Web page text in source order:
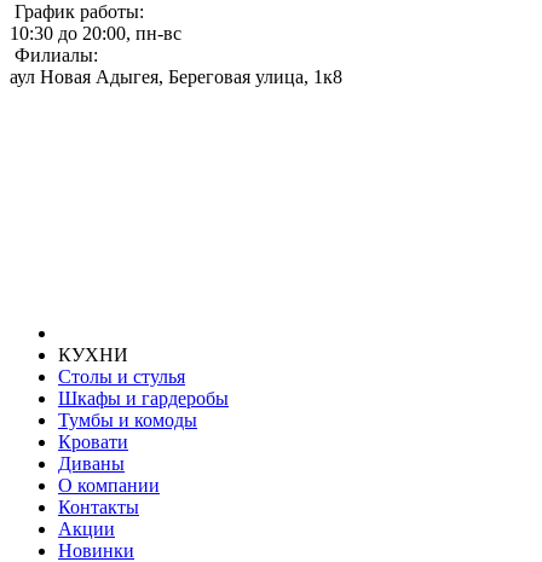
График работы:
10:30 до 20:00, пн-вс
Филиалы:
аул Новая Адыгея, Береговая улица, 1к8
КУХНИ
Столы и стулья
Шкафы и гардеробы
Тумбы и комоды
Кровати
Диваны
О компании
Контакты
Акции
Новинки